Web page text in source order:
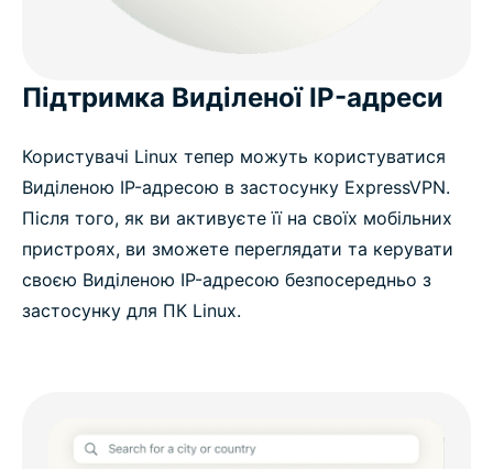
Підтримка Виділеної IP-адреси
Користувачі Linux тепер можуть користуватися
Виділеною IP-адресою в застосунку ExpressVPN.
Після того, як ви активуєте її на своїх мобільних
пристроях, ви зможете переглядати та керувати
своєю Виділеною IP-адресою безпосередньо з
застосунку для ПК Linux.